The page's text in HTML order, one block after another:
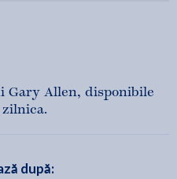
Gary Allen, disponibile
după: